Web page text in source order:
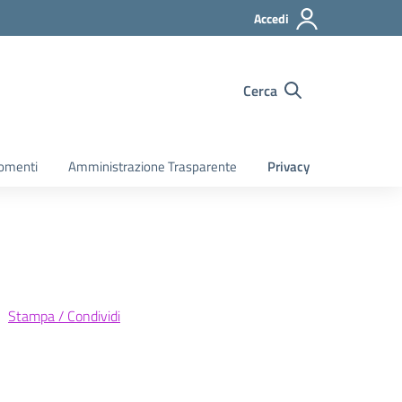
Accedi
Cerca
Amministrazione Trasparente Privacy
Stampa / Condividi